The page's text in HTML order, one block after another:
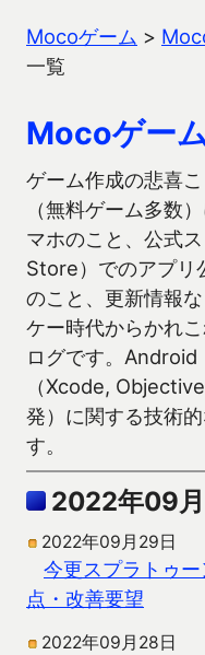
Mocoゲーム >
一覧
Mocoゲー
ゲーム作成の悲喜
（無料ゲーム多数
マホのこと、公式
Store）でのアプリ
のこと、更新情報
ケー時代からかれ
ログです。
（Xcode,
発）に関する技術
す。
2022年09
2022年09月29日
今更スプラトゥ
点・改善要望
2022年09月28日